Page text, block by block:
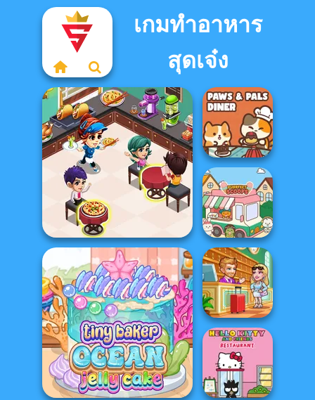
เกมทำอาหาร
สุดเจ๋ง
Cooking Restaurant
Kitchen
Paws & Pals
Diner
Purr-fect Scoops
Hotel Fever
Tycoon